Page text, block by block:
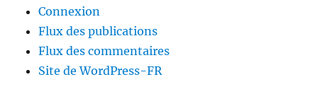
Connexion
Flux des publications
Flux des commentaires
Site de WordPress-FR